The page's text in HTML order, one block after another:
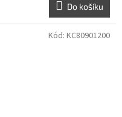
Do košíku
Kód: KC80901200